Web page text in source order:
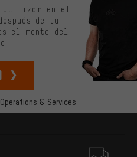
& Services
utilizar en el
de tu
el monto del